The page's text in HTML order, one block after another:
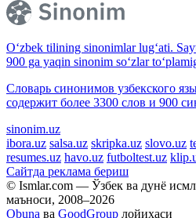
O‘zbek tilining sinonimlar lug‘ati.
900 ga yaqin sinonim so‘zlar
Словарь синонимов узбекского
содержит более 3300 слов и 900
sinonim.uz
ibora.uz salsa.uz skripka.uz slovo.uz
resumes.uz havo.uz futboltest.uz
Сайтда реклама бериш
© Ismlar.com — Ўзбек ва дунё
маъноси, 2008–2026
Obuna ва GoodGroup лойиҳаси